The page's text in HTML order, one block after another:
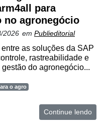
para
no agronegócio
2026 em Publieditorial
as soluções da SAP
rastreabilidade e
do agronegócio...
o agro
Continue lendo